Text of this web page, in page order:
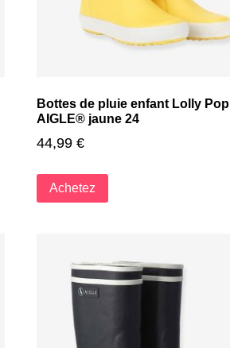
Bottes de pluie enfant Lolly Pop
AIGLE® jaune 24
44,99 €
Achetez